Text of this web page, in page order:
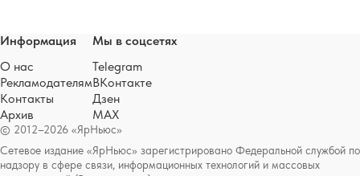
© 2012–2026 «ЯрНьюс»
Сетевое издание «ЯрНьюс» зарегистрировано Федеральной службой по
надзору в сфере связи, информационных технологий и массовых
Информация
О нас
Рекламодателям
Контакты
Архив
Мы в соцсетях
Telegram
ВКонтакте
Дзен
MAX